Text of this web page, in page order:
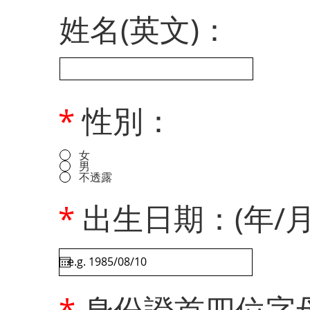
姓名(英文)：
*性別：
女
男
不透露
* 出生日期：(年/